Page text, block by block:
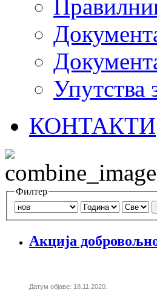
Упутства
КОНТАКТИ
Филтер
Акција
Датум објаве: 18.11.2020.